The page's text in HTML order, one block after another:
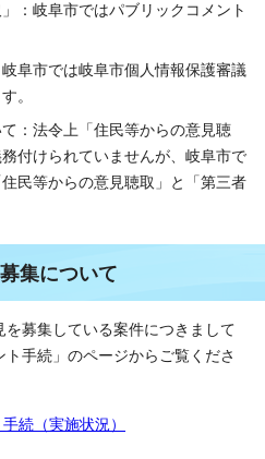
：岐阜市ではパブリックコメント
阜市では岐阜市個人情報保護審議
。
：法令上「住民等からの意見聴
付けられていませんが、岐阜市で
民等からの意見聴取」と「第三者
集について
募集している案件につきまして
手続」のページからご覧くださ
続（実施状況）